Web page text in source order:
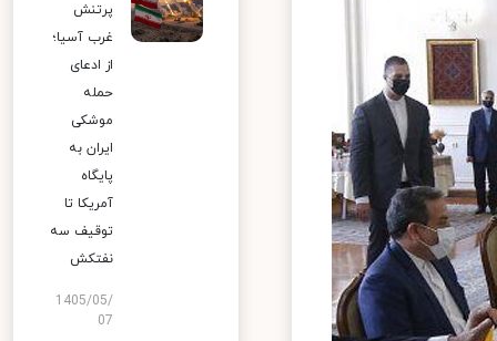
پرتنش
غرب آسیا؛
از ادعای
حمله
موشکی
ایران به
پایگاه
آمریکا تا
توقیف سه
نفتکش
1405/05/
07